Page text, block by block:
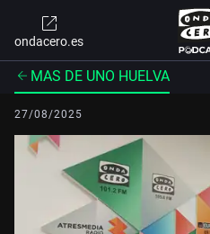
ondacero.es
MAS DE UNO HUELVA
27/08/2025